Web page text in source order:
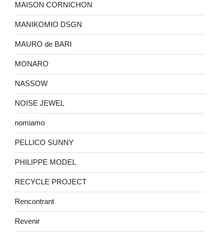
MAISON CORNICHON
MANIKOMIO DSGN
MAURO de BARI
MONARO
NASSOW
NOISE JEWEL
nomiamo
PELLICO SUNNY
PHILIPPE MODEL
RECYCLE PROJECT
Rencontrant
Revenir